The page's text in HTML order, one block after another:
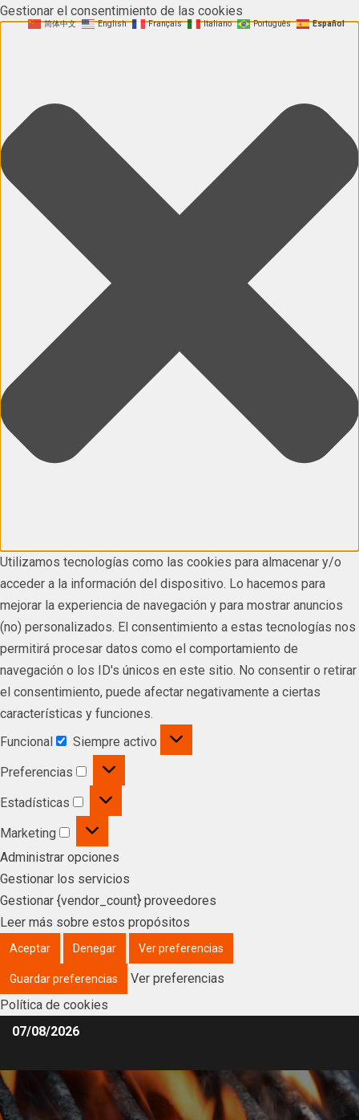
Gestionar el consentimiento de las cookies
Utilizamos tecnologías como las cookies para almacenar y/o
acceder a la información del dispositivo. Lo hacemos para
mejorar la experiencia de navegación y para mostrar anuncios
(no) personalizados. El consentimiento a estas tecnologías nos
permitirá procesar datos como el comportamiento de
navegación o los ID's únicos en este sitio. No consentir o retirar
el consentimiento, puede afectar negativamente a ciertas
características y funciones.
Funcional
Siempre activo
Preferencias
Estadísticas
Marketing
Administrar opciones
Gestionar los servicios
Gestionar {vendor_count} proveedores
Leer más sobre estos propósitos
Aceptar Denegar Ver preferencias
Guardar preferencias
Ver preferencias
Política de cookies
07/08/2026
简体中文 English Français Italiano Português Español